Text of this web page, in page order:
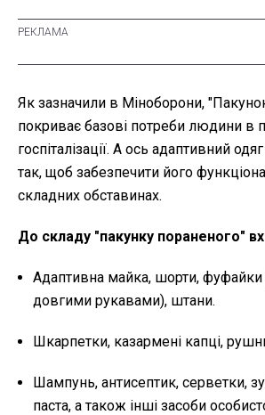
Як зазначили в Міноборони,
покриває базові потреби людини в
госпіталізації. А ось адаптивний
так, щоб забезпечити його
складних обставинах.
До складу "пакунку пораненого"
Адаптивна майка, шорти, фуфайки
довгими рукавами), штани.
Шкарпетки, казармені капці,
Шампунь, антисептик, серветки,
паста, а також інші засоби